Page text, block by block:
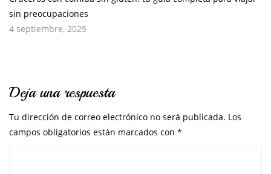
sin preocupaciones
4 septiembre, 2025
Deja una respuesta
Tu dirección de correo electrónico no será publicada. Los
campos obligatorios están marcados con *